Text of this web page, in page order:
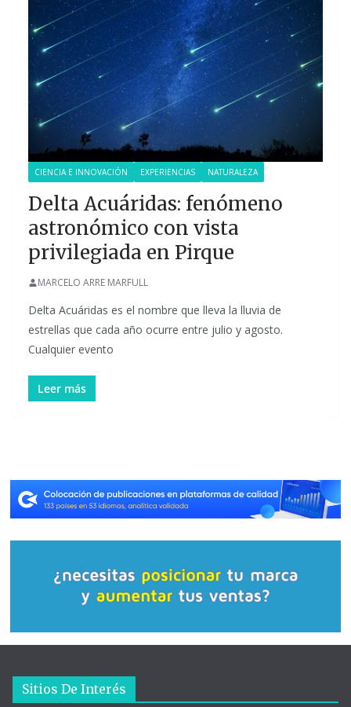
CIENCIA E INNOVACIÓN EXPERIENCIAS NATURALEZA
Delta Acuáridas: fenómeno
astronómico con vista
privilegiada en Pirque
MARCELO ARRE MARFULL
Delta Acuáridas es el nombre que lleva la lluvia de
estrellas que cada año ocurre entre julio y agosto.
Cualquier evento
Leer más
Sitios De Interés